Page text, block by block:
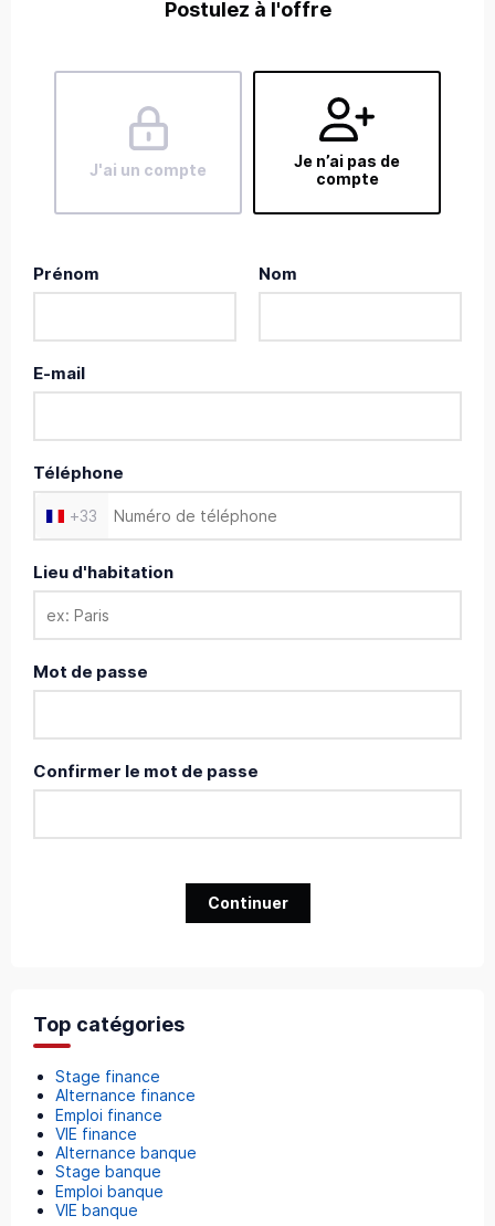
Postulez à l'offre
J'ai un compte
Je n’ai pas de
compte
Prénom Nom
E-mail
Téléphone
+33
Lieu d'habitation
Mot de passe
Confirmer le mot de passe
Continuer
Top catégories
Stage finance
Alternance finance
Emploi finance
VIE finance
Alternance banque
Stage banque
Emploi banque
VIE banque